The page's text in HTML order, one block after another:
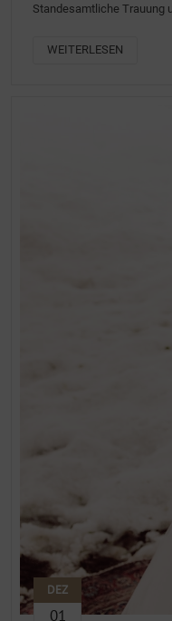
Standesamtliche Trauung
WEITERLESEN
DEZ
01